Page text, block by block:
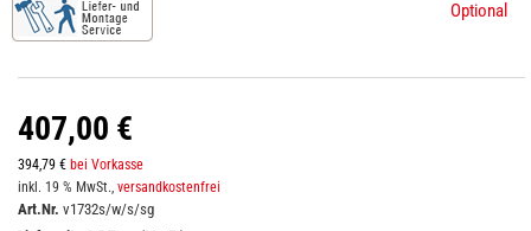
Optional
407,00 €
394,79 € bei Vorkasse
inkl. 19 % MwSt., versandkostenfrei
Art.Nr. v1732s/w/s/sg